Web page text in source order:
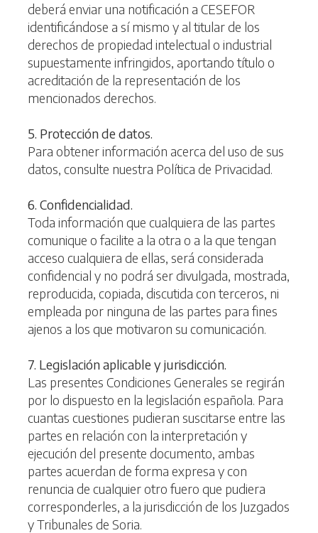
deberá enviar una notificación a CESEFOR
identificándose a sí mismo y al titular de los
derechos de propiedad intelectual o industrial
supuestamente infringidos, aportando título o
acreditación de la representación de los
mencionados derechos.
5. Protección de datos.
Para obtener información acerca del uso de sus
datos, consulte nuestra Política de Privacidad.
6. Confidencialidad.
Toda información que cualquiera de las partes
comunique o facilite a la otra o a la que tengan
acceso cualquiera de ellas, será considerada
confidencial y no podrá ser divulgada, mostrada,
reproducida, copiada, discutida con terceros, ni
empleada por ninguna de las partes para fines
ajenos a los que motivaron su comunicación.
7. Legislación aplicable y jurisdicción.
Las presentes Condiciones Generales se regirán
por lo dispuesto en la legislación española. Para
cuantas cuestiones pudieran suscitarse entre las
partes en relación con la interpretación y
ejecución del presente documento, ambas
partes acuerdan de forma expresa y con
renuncia de cualquier otro fuero que pudiera
corresponderles, a la jurisdicción de los Juzgados
y Tribunales de Soria.